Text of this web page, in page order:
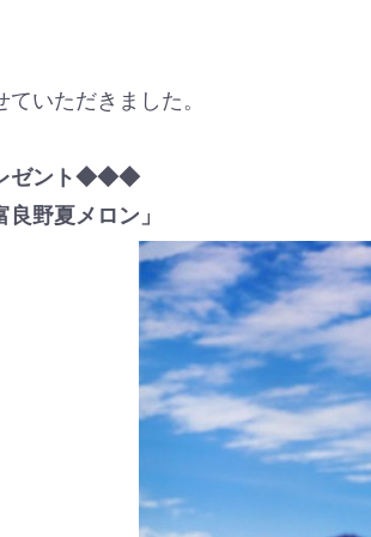
いただきました。
ゼント◆◆◆
野夏メロン」